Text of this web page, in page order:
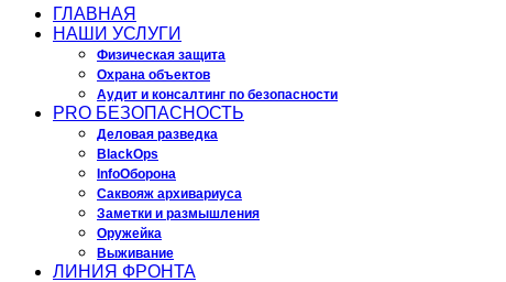
ГЛАВНАЯ
НАШИ УСЛУГИ
Физическая защита
Охрана объектов
Аудит и консалтинг по безопасности
PRO БЕЗОПАСНОСТЬ
Деловая разведка
BlackOps
InfoОборона
Саквояж архивариуса
Заметки и размышления
Оружейка
Выживание
ЛИНИЯ ФРОНТА